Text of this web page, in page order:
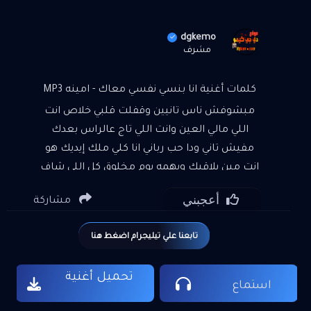
استماع
تابعنا علي تيليجرام اضغط هنا
تحميل أغنية
dgkemo
مشرف
كلمات أغنية انا بنسي نفسي معاك - امينه MP3
مبشوفش ناس تانيين وقفلت قلبي خلاص انت
اللي مالي العين وانت اللي تاج عالراس بعدك
مفيش تاني ودا حب رباني انا كلي ملك إيديك هو
انت مين يلاقيك ويهمه يوم مخلوق كل اللي شاف
حضنك مقويني وحياتي واقفة عليك مشاركة أعجبني